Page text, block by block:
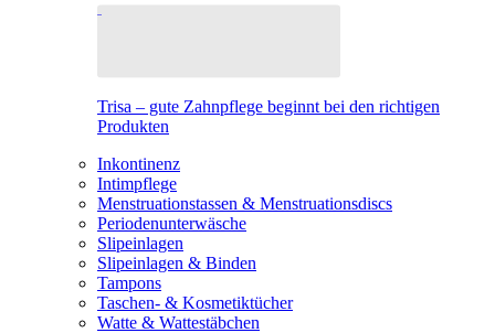
Trisa – gute Zahnpflege beginnt bei den richtigen
Produkten
Inkontinenz
Intimpflege
Menstruationstassen & Menstruationsdiscs
Periodenunterwäsche
Slipeinlagen
Slipeinlagen & Binden
Tampons
Taschen- & Kosmetiktücher
Watte & Wattestäbchen